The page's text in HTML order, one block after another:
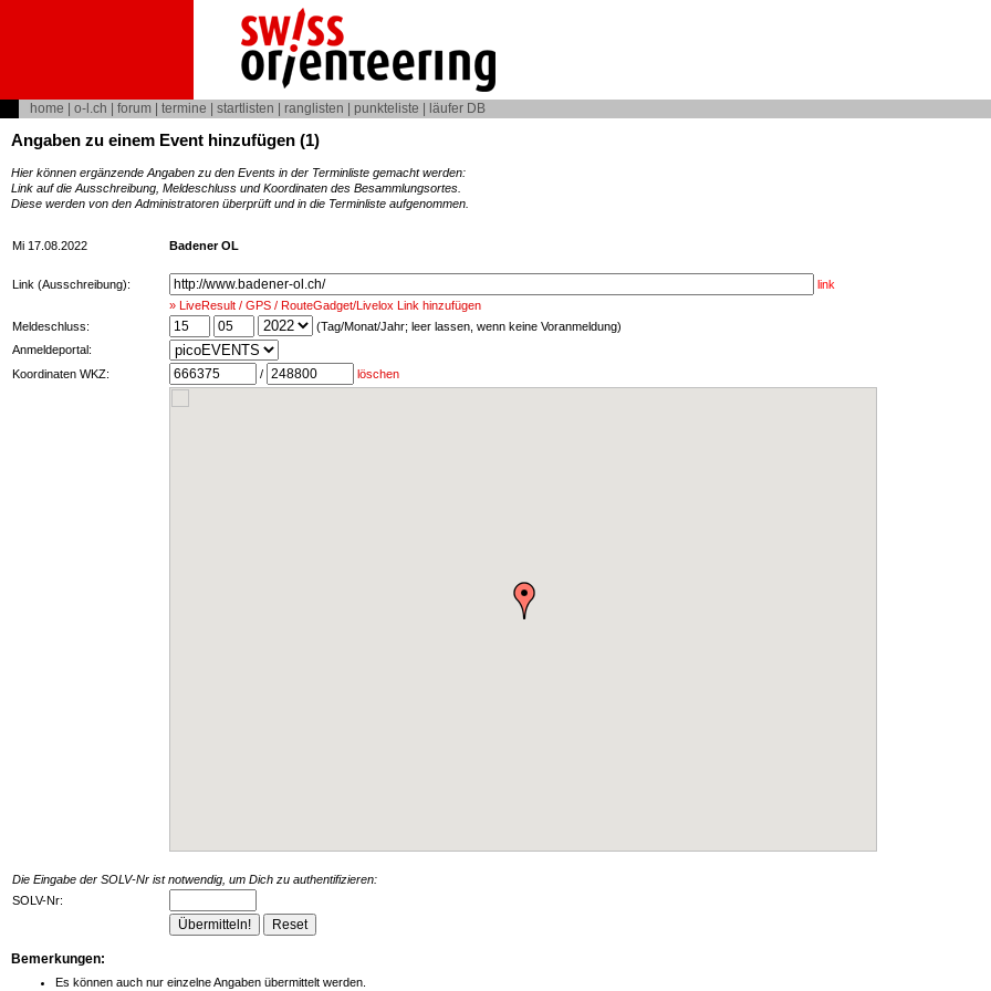
home o-l.ch forum termine startlisten ranglisten punkteliste läufer DB
Angaben zu einem Event hinzufügen (1)
Hier können ergänzende Angaben zu den Events in der Terminliste gemacht werden:
Link auf die Ausschreibung, Meldeschluss und Koordinaten des Besammlungsortes.
Diese werden von den Administratoren überprüft und in die Terminliste aufgenommen.
Mi 17.08.2022 Badener OL
Link (Ausschreibung):
link
» LiveResult / GPS / RouteGadget/Livelox Link hinzufügen
Meldeschluss:
(Tag/Monat/Jahr; leer lassen, wenn keine Voranmeldung)
Anmeldeportal:
Koordinaten WKZ:
/ löschen
Die Eingabe der SOLV-Nr ist notwendig, um Dich zu authentifizieren:
SOLV-Nr:
Bemerkungen:
Es können auch nur einzelne Angaben übermittelt werden.